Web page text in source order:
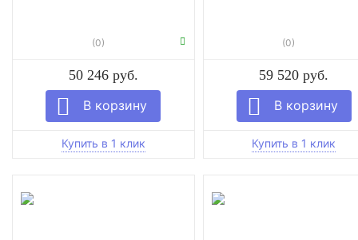
(0)
50 246 руб.
(0)
59 520 руб.